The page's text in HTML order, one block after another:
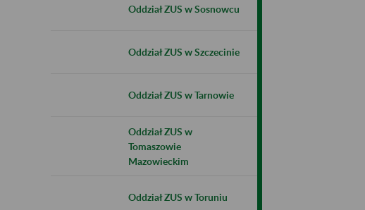
Oddział ZUS w Sosnowcu
Oddział ZUS w Szczecinie
Oddział ZUS w Tarnowie
Oddział ZUS w
Tomaszowie
Mazowieckim
Oddział ZUS w Toruniu